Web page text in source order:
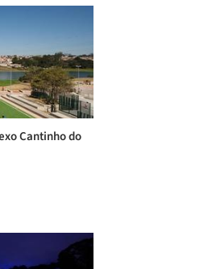
Cantinho do